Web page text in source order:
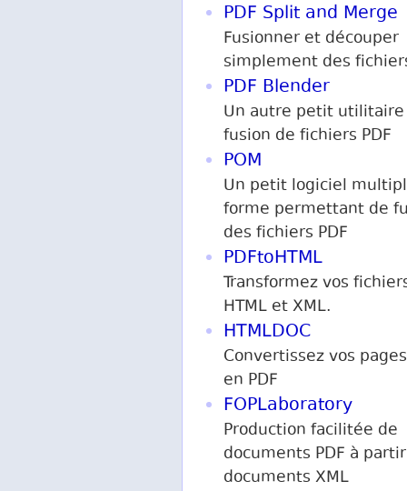
PDF Split and Merge
Fusionner et découper
simplement des
PDF Blender
Un autre petit
fusion de fichiers PDF
POM
Un petit logiciel
forme permettant de
des fichiers PDF
PDFtoHTML
Transformez vos
HTML et XML.
HTMLDOC
Convertissez vos
en PDF
FOPLaboratory
Production facilitée de
documents PDF à
documents XML